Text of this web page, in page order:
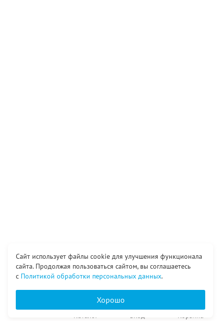
Сайт использует файлы cookie для улучшения функционала
сайта. Продолжая пользоваться сайтом, вы соглашаетесь
с Политикой обработки персональных данных.
Хорошо